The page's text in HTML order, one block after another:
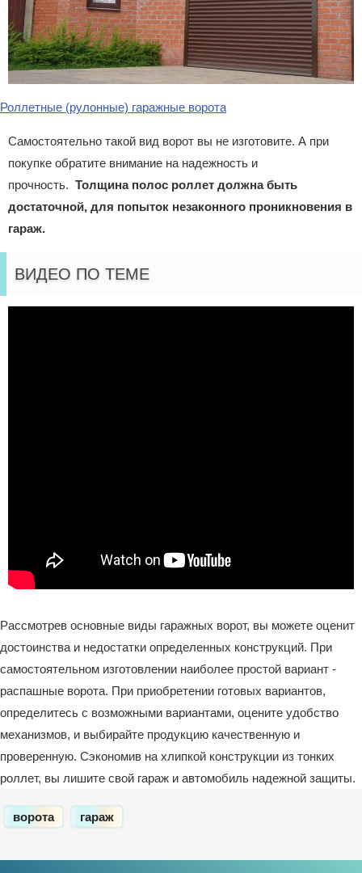
Роллетные (рулонные) гаражные ворота
Самостоятельно такой вид ворот вы не изготовите. А при
покупке обратите внимание на надежность и
прочность. Толщина полос роллет должна быть
достаточной, для попыток незаконного проникновения в
гараж.
ВИДЕО ПО ТЕМЕ
Рассмотрев основные виды гаражных ворот, вы можете оценит
достоинства и недостатки определенных конструкций. При
самостоятельном изготовлении наиболее простой вариант -
распашные ворота. При приобретении готовых вариантов,
определитесь с возможными вариантами, оцените удобство
механизмов, и выбирайте продукцию качественную и
проверенную. Сэкономив на хлипкой конструкции из тонких
роллет, вы лишите свой гараж и автомобиль надежной защиты.
ворота гараж